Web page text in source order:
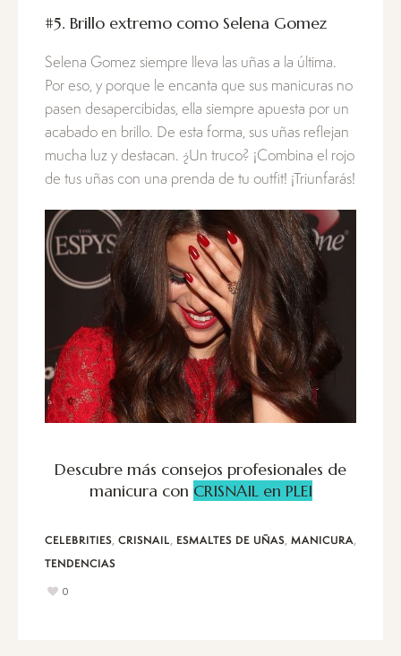
#5. Brillo extremo como Selena Gomez
Selena Gomez siempre lleva las uñas a la última.
Por eso, y porque le encanta que sus manicuras no
pasen desapercibidas, ella siempre apuesta por un
acabado en brillo. De esta forma, sus uñas reflejan
mucha luz y destacan. ¿Un truco? ¡Combina el rojo
de tus uñas con una prenda de tu outfit! ¡Triunfarás!
Descubre más consejos profesionales de
manicura con CRISNAIL en PLEI
CELEBRITIES, CRISNAIL, ESMALTES DE UÑAS, MANICURA,
TENDENCIAS
0